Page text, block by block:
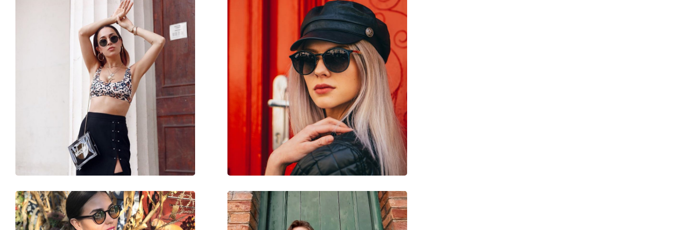
Круглые
Черный
Материал оправы:
Металл/Пластик
M
139 mm
145 mm
18 mm
45 г
Регулируемые носоупоры:
Нет
Футляр:
Да
Салфетка для чистки:
Да
Другое